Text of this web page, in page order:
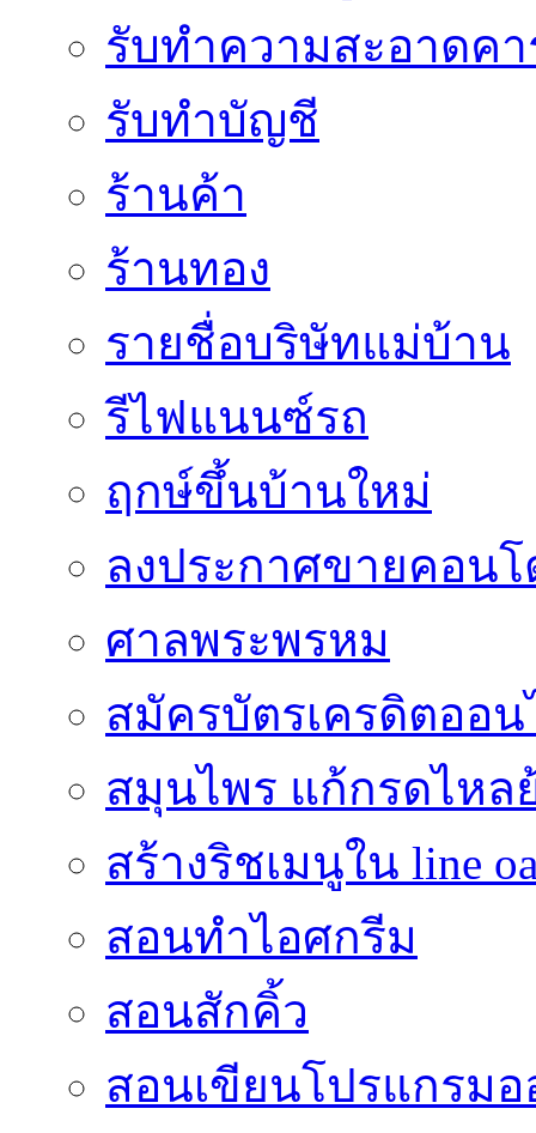
รับทำความสะอาดค
รับทำบัญชี
ร้านค้า
ร้านทอง
รายชื่อบริษัทแม่บ้าน
รีไฟแนนซ์รถ
ฤกษ์ขึ้นบ้านใหม่
ลงประกาศขายคอน
ศาลพระพรหม
สมัครบัตรเครดิตออ
สมุนไพร แก้กรดไหล
สร้างริชเมนูใน line
สอนทำไอศกรีม
สอนสักคิ้ว
สอนเขียนโปรแกรม